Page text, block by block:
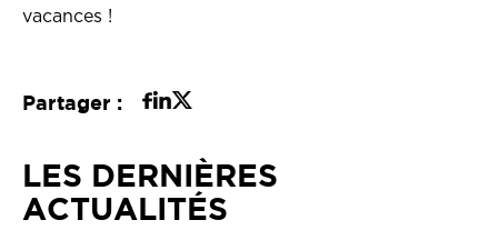
vacances !
Partager :
LES DERNIÈRES
ACTUALITÉS